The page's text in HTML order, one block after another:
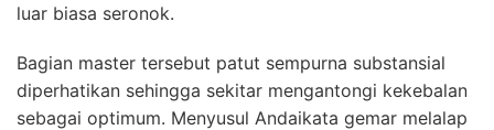
luar biasa seronok.
Bagian master tersebut patut sempurna substansial
diperhatikan sehingga sekitar mengantongi kekebalan
sebagai optimum. Menyusul Andaikata gemar melalap